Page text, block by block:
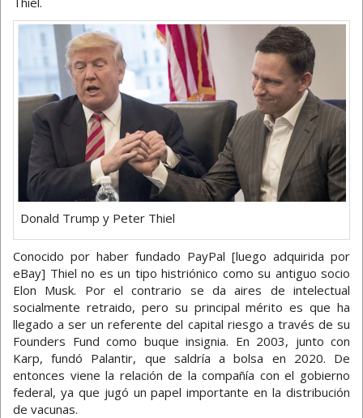
Donald Trump y Peter Thiel
Conocido por haber fundado PayPal [luego adquirida por
eBay] Thiel no es un tipo histriónico como su antiguo socio
Elon Musk. Por el contrario se da aires de intelectual
socialmente retraido, pero su principal mérito es que ha
llegado a ser un referente del capital riesgo a través de su
Founders Fund como buque insignia. En 2003, junto con
Karp, fundó Palantir, que saldría a bolsa en 2020. De
entonces viene la relación de la compañía con el gobierno
federal, ya que jugó un papel importante en la distribución
de vacunas.